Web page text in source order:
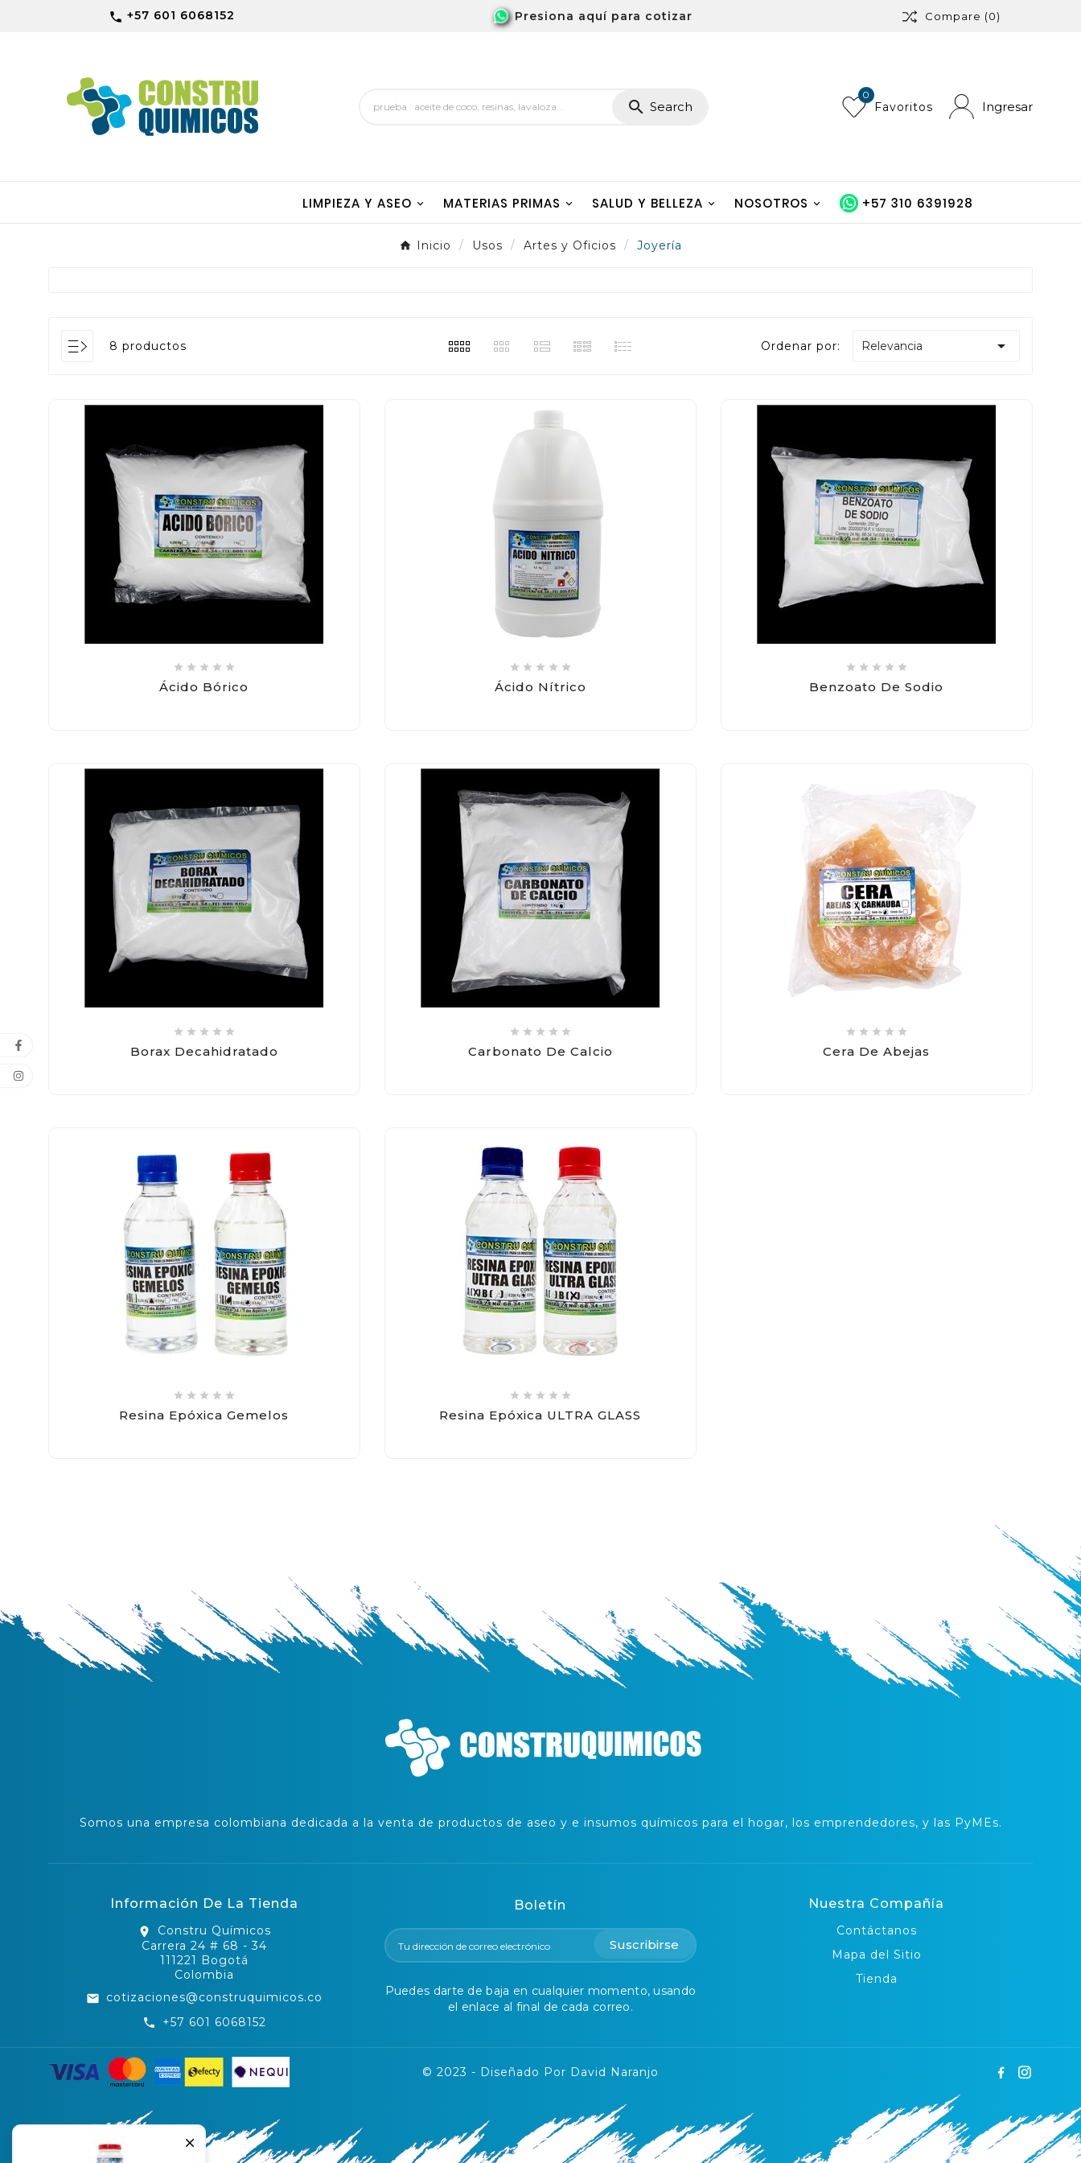

 +57 601 6068152 Presiona aquí para cotizar Compare (0)
 Search
0
Favoritos Ingresar
LIMPIEZA Y ASEO MATERIAS PRIMAS SALUD Y BELLEZA NOSOTROS +57 310 6391928
Inicio Usos Artes y Oficios Joyería
8 productos Ordenar por: Relevancia 
    
Ácido Bórico
    
Ácido Nítrico
    
Benzoato De Sodio
    
Borax Decahidratado
    
Carbonato De Calcio
    
Cera De Abejas
    
Resina Epóxica Gemelos
    
Resina Epóxica ULTRA GLASS
Somos una empresa colombiana dedicada a la venta de productos de aseo y e insumos químicos para el hogar, los emprendedores, y las PyMEs.
Información De La Tienda
location_on
Constru Químicos
Carrera 24 # 68 - 34
111221 Bogotá
Colombia
email cotizaciones@construquimicos.co
call +57 601 6068152
Boletín
Suscribirse
Puedes darte de baja en cualquier momento, usando
el enlace al final de cada correo.
Nuestra Compañía
Contáctanos
Mapa del Sitio
Tienda
© 2023 - Diseñado Por David Naranjo